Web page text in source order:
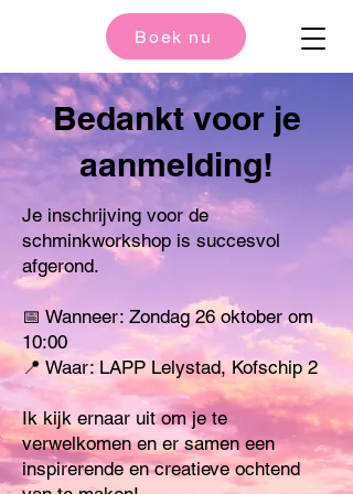
Boek nu
Bedankt voor je
aanmelding!
Je inschrijving voor de
schminkworkshop is succesvol
afgerond.
📅 Wanneer: Zondag 26 oktober om
10:00
📍 Waar: LAPP Lelystad, Kofschip 2
Ik kijk ernaar uit om je te
verwelkomen en er samen een
inspirerende en creatieve ochtend